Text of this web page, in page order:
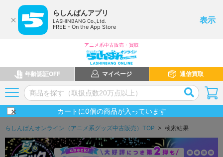
らしんばんアプリ
LASHINBANG Co.,Ltd.
FREE - On the App Store
表示
アニメ系中古販売・買取
年齢認証OFF マイページ 通信買取
カートに0個の商品が入っています
らしんばんオンライン（アニメ系グッズ中古販売）TOP > 検索結果